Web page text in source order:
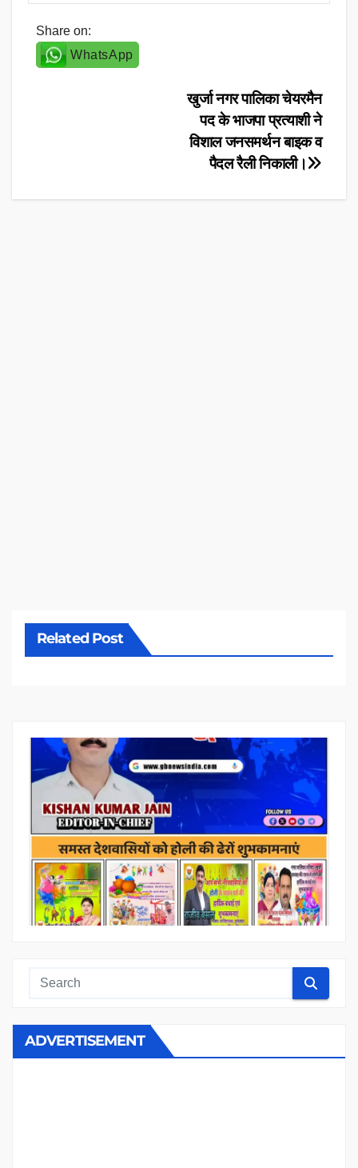
Share on:
WhatsApp
खुर्जा नगर पालिका चेयरमैन
पद के भाजपा प्रत्याशी ने
विशाल जनसमर्थन बाइक व
पैदल रैली निकाली।
Related Post
ADVERTISEMENT